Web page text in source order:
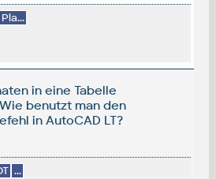
Pla...
in eine Tabelle
benutzt man den
in AutoCAD LT?
...